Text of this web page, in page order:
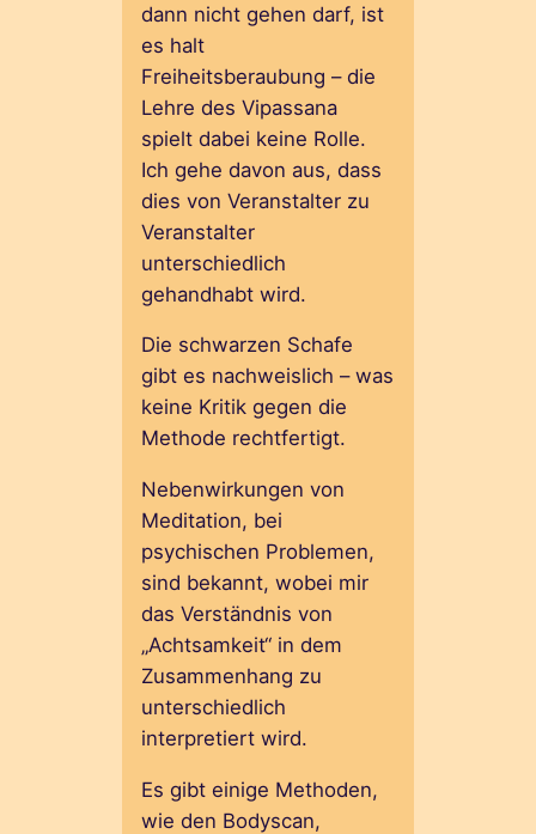
dann nicht gehen darf, ist
es halt
Freiheitsberaubung – die
Lehre des Vipassana
spielt dabei keine Rolle.
Ich gehe davon aus, dass
dies von Veranstalter zu
Veranstalter
unterschiedlich
gehandhabt wird.
Die schwarzen Schafe
gibt es nachweislich – was
keine Kritik gegen die
Methode rechtfertigt.
Nebenwirkungen von
Meditation, bei
psychischen Problemen,
sind bekannt, wobei mir
das Verständnis von
„Achtsamkeit“ in dem
Zusammenhang zu
unterschiedlich
interpretiert wird.
Es gibt einige Methoden,
wie den Bodyscan,